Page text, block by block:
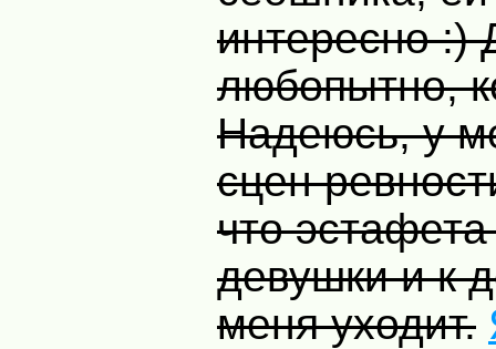
интересно :)
любопытно,
Надеюсь, у
сцен
что
девушки и к
меня уходит.